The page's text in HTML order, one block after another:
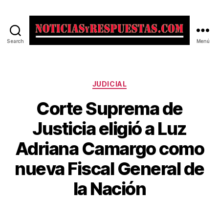
Search Menú
Categorías
JUDICIAL
Corte Suprema de
Justicia eligió a Luz
Adriana Camargo como
nueva Fiscal General de
la Nación